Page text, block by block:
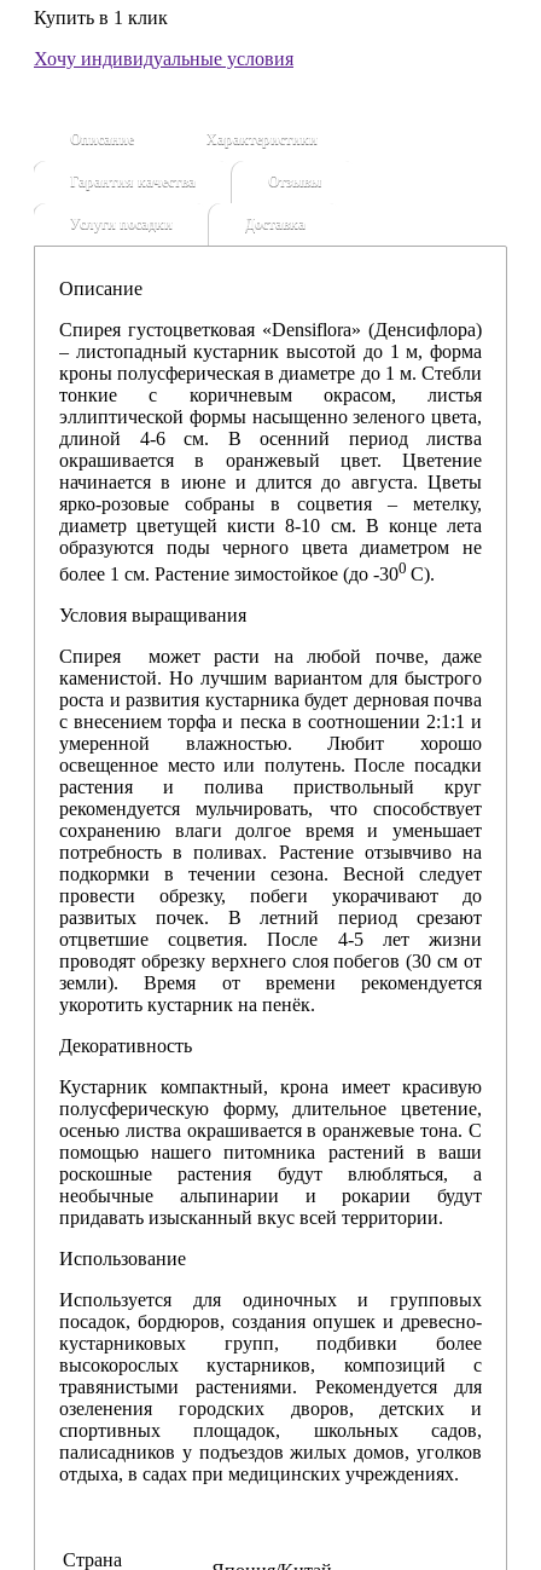
Купить в 1 клик
Хочу индивидуальные условия
Описание Характеристики
Гарантия качества Отзывы
Услуги посадки Доставка
Описание
Спирея густоцветковая «Densiflora» (Денсифлора)
– листопадный кустарник высотой до 1 м, форма
кроны полусферическая в диаметре до 1 м. Стебли
тонкие с коричневым окрасом, листья
эллиптической формы насыщенно зеленого цвета,
длиной 4-6 см. В осенний период листва
окрашивается в оранжевый цвет. Цветение
начинается в июне и длится до августа. Цветы
ярко-розовые собраны в соцветия – метелку,
диаметр цветущей кисти 8-10 см. В конце лета
образуются поды черного цвета диаметром не
более 1 см. Растение зимостойкое (до -300 С).
Условия выращивания
Спирея может расти на любой почве, даже
каменистой. Но лучшим вариантом для быстрого
роста и развития кустарника будет дерновая почва
с внесением торфа и песка в соотношении 2:1:1 и
умеренной влажностью. Любит хорошо
освещенное место или полутень. После посадки
растения и полива приствольный круг
рекомендуется мульчировать, что способствует
сохранению влаги долгое время и уменьшает
потребность в поливах. Растение отзывчиво на
подкормки в течении сезона. Весной следует
провести обрезку, побеги укорачивают до
развитых почек. В летний период срезают
отцветшие соцветия. После 4-5 лет жизни
проводят обрезку верхнего слоя побегов (30 см от
земли). Время от времени рекомендуется
укоротить кустарник на пенёк.
Декоративность
Кустарник компактный, крона имеет красивую
полусферическую форму, длительное цветение,
осенью листва окрашивается в оранжевые тона. С
помощью нашего питомника растений в ваши
роскошные растения будут влюбляться, а
необычные альпинарии и рокарии будут
придавать изысканный вкус всей территории.
Использование
Используется для одиночных и групповых
посадок, бордюров, создания опушек и древесно-
кустарниковых групп, подбивки более
высокорослых кустарников, композиций с
травянистыми растениями. Рекомендуется для
озеленения городских дворов, детских и
спортивных площадок, школьных садов,
палисадников у подъездов жилых домов, уголков
отдыха, в садах при медицинских учреждениях.
Страна